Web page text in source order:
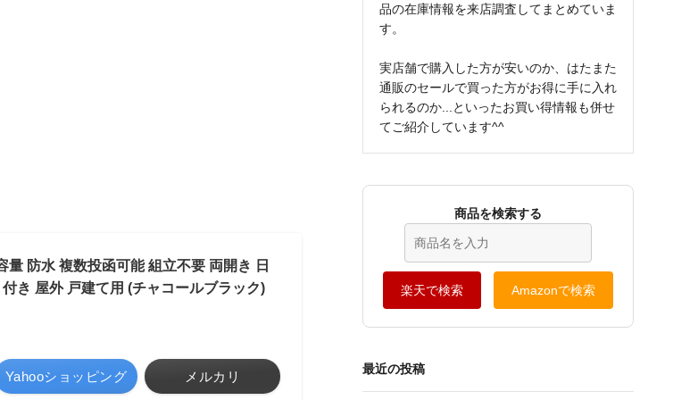
量 防水 複数投函可能 組立不要 両開き 日
き 屋外 戸建て用 (チャコールブラック)
Yahooショッピング メルカリ
品の在庫情報を来店調査してまとめていま
す。
実店舗で購入した方が安いのか、はたまた
通販のセールで買った方がお得に手に入れ
られるのか...といったお買い得情報も併せ
てご紹介しています^^
商品を検索する
楽天で検索 Amazonで検索
最近の投稿